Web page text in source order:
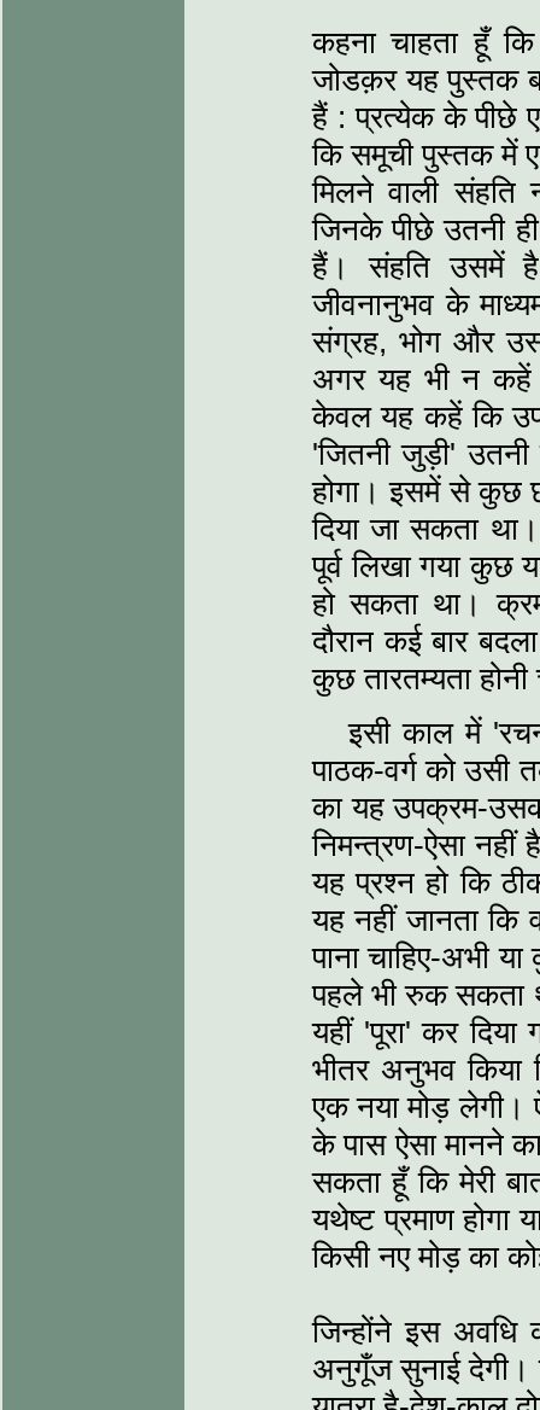
कहना चाहता हूँ
जोडक़र यह पुस्तक
हैं : प्रत्येक के पीछे
कि समूची पुस्तक में
मिलने वाली
जिनके पीछे उतनी
हैं। संहति उसमें है
जीवनानुभव के
संग्रह, भोग और
अगर यह भी न कहें
केवल यह कहें कि
'जितनी जुड़ी' उतनी
होगा। इसमें से कुछ
दिया जा सकता
पूर्व लिखा गया कुछ
हो सकता था।
दौरान कई बार
कुछ तारतम्यता होनी
इसी काल में
पाठक-वर्ग को
का यह उपक्रम-
निमन्त्रण-ऐसा
यह प्रश्न हो कि
यह नहीं जानता कि
पाना चाहिए-अभी
पहले भी रुक सकता
यहीं 'पूरा' कर
भीतर अनुभव किया
एक नया मोड़ लेगी।
के पास ऐसा मानने
सकता हूँ कि मेरी
यथेष्ट प्रमाण होगा
किसी नए मोड़ का
जिन्होंने इस अवधि
अनुगूँज सुनाई देगी।